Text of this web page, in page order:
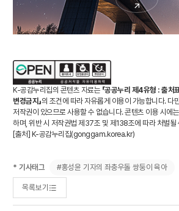
K-공감누리집의 콘텐츠 자료는 「공공누리 제4유형 : 출처
변경금지」의 조건에 따라 자유롭게 이용이 가능합니다. 다
저작권이 있으므로 사용할 수 없습니다. 콘텐츠 이용 시에
하며, 위반 시 저작권법 제37조 및 제138조에 따라 처벌될
[출처] K-공감누리집(gonggam.korea.kr)
* 기사태그 #홍성윤 기자의 좌충우돌 쌍둥이 육아
목록보기